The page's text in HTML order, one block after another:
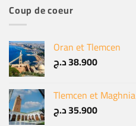
Coup de coeur
Oran et Tlemcen
38.900د.ج
Tlemcen et Maghnia
35.900د.ج